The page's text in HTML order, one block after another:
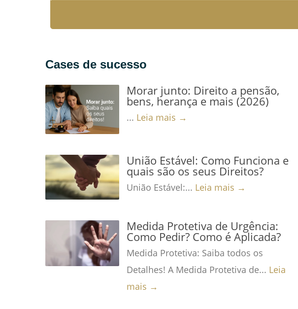
Cases de sucesso
Morar junto: Direito a pensão,
bens, herança e mais (2026)
... Leia mais →
União Estável: Como Funciona e
quais são os seus Direitos?
União Estável:... Leia mais →
Medida Protetiva de Urgência:
Como Pedir? Como é Aplicada?
Medida Protetiva: Saiba todos os
Detalhes! A Medida Protetiva de... Leia
mais →